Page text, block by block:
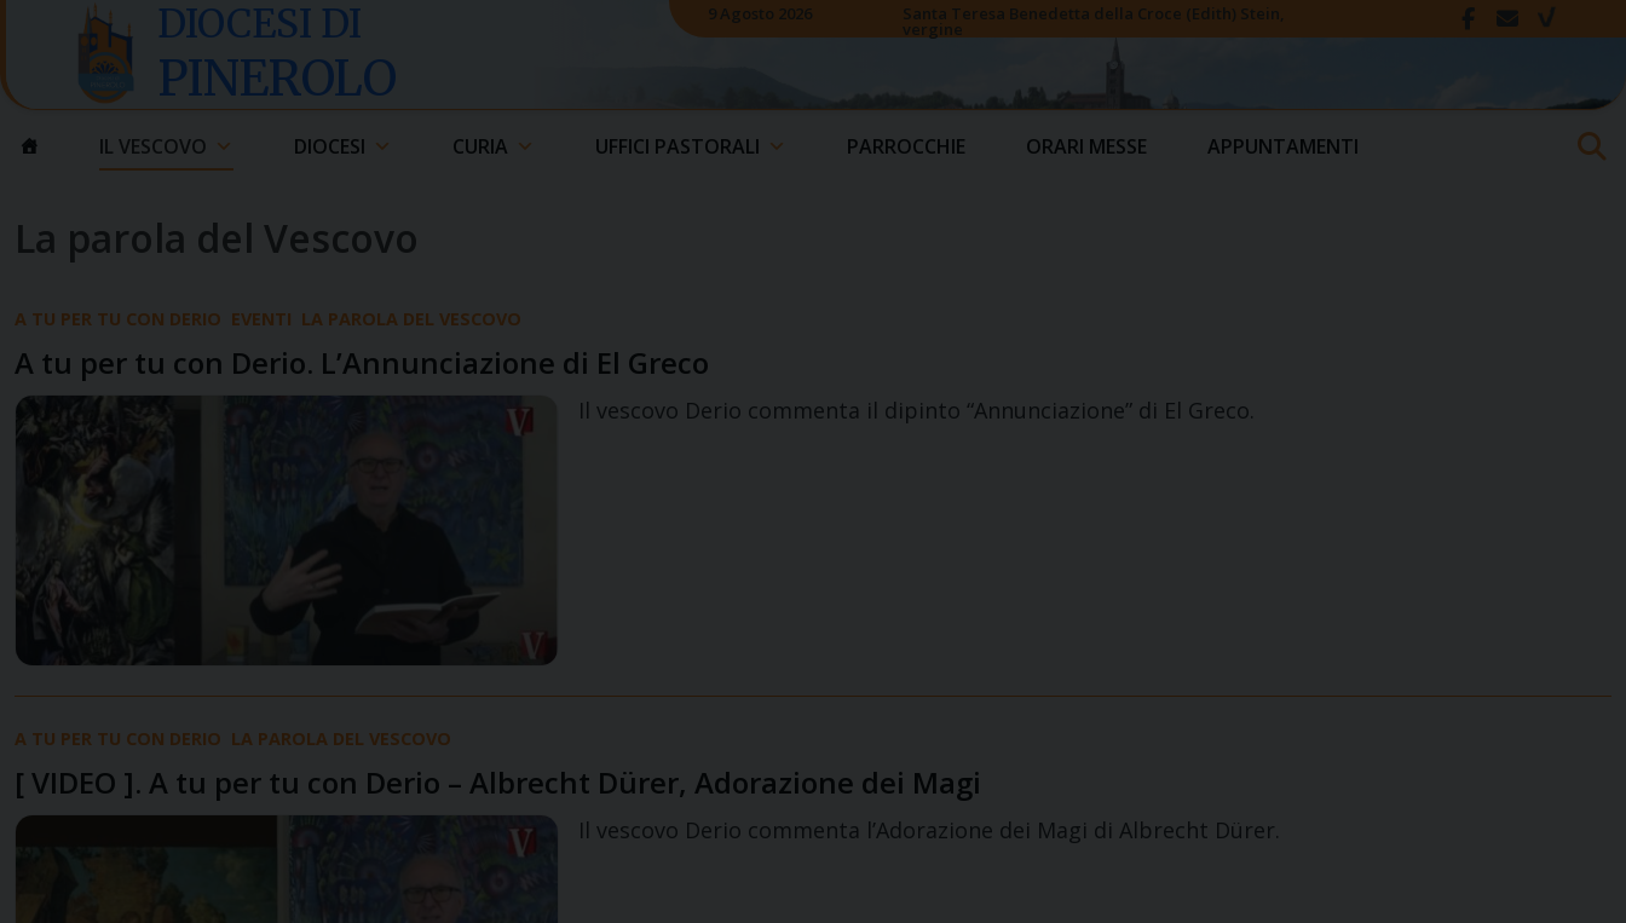
content
DIOCESI DI
PINEROLO
9 Agosto 2026 Santa Teresa Benedetta della Croce (Edith) Stein,
vergine
IL VESCOVO DIOCESI CURIA UFFICI PASTORALI PARROCCHIE ORARI MESSE APPUNTAMENTI
La parola del Vescovo
A TU PER TU CON DERIO EVENTI LA PAROLA DEL VESCOVO
A tu per tu con Derio. L’Annunciazione di El Greco
Il vescovo Derio commenta il dipinto “Annunciazione” di El Greco.
A TU PER TU CON DERIO LA PAROLA DEL VESCOVO
[ VIDEO ]. A tu per tu con Derio – Albrecht Dürer, Adorazione dei Magi
Il vescovo Derio commenta l’Adorazione dei Magi di Albrecht Dürer.